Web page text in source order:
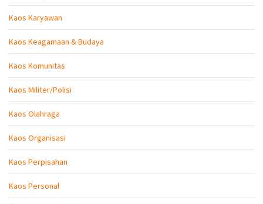
Kaos Karyawan
Kaos Keagamaan & Budaya
Kaos Komunitas
Kaos Militer/Polisi
Kaos Olahraga
Kaos Organisasi
Kaos Perpisahan
Kaos Personal